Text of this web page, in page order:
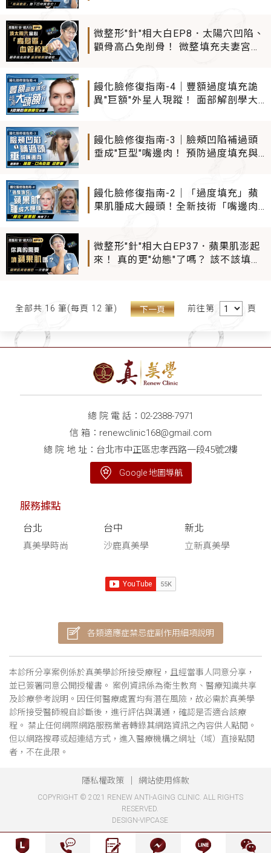
微整形"針"相大白EP8．太陽穴凹陷、
顴骨高凸免削骨！ 微整填充夫妻宮也
饅化臉修復指南-4｜豐額過度填充詭
異"巨額"外星人現蹤！ 面部解剖學大
饅化臉修復指南-3｜臉頰凹陷補過頭
垂成"巨型"嘴邊肉！ 預防過度填充與
饅化臉修復指南-2｜「過度填充」蘋
果肌腫成大饅頭！全新技術「嘴邊肉
微整形"針"相大白EP37．蘋果肌澎起
來！ 真的更"幼態"了嗎？ 該不該填蘋
全部共 16 筆(每頁 12 筆) 下一頁 前往第 頁
總 院 電 話： 02-2388-7971
信 箱： renewclinic168@gmail.com
總 院 地 址：台北市中正區忠孝西路一段45號2樓
Google 地圖導航
服務據點
台北
真美學時尚
台中
沙鹿真美學
新北
立新真美學
各類適應症禁忌症副作用細項說明
本診所分享案例係於真美學診所接受療程，且經當事人同意分享，
並已簽署同意公開授權書。 案例資訊係為衛生教育、醫療知識共享
及診療參考說明。因任何醫療處置均有潛在風險，故必需於真美學
診所接受醫師親自診斷後，進行評估與溝通，確認是否適合該療
程。 禁止任何網際網路服務業者轉錄其網路資訊之內容供人點閱。
但以網路搜尋或超連結方式，進入醫療機構之網址（域）直接點閱
者，不在此限。
隱私權政策 網站使用條款
COPYRIGHT © 2021 RENEW ANTI-AGING CLINIC. ALL RIGHTS
RESERVED.
DESIGN-VIPCASE